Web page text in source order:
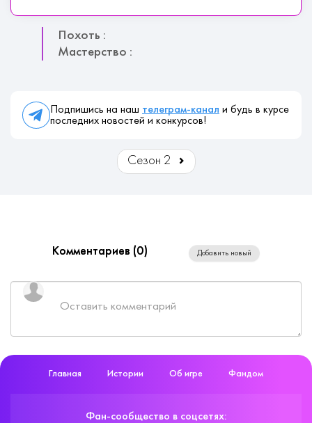
Похоть :
Мастерство :
Подпишись на наш телеграм-канал и будь в курсе
последних новостей и конкурсов!
Сезон 2
Комментариев (0) Добавить новый
Главная Истории Об игре Фандом
Фан-сообщество в соцсетях: